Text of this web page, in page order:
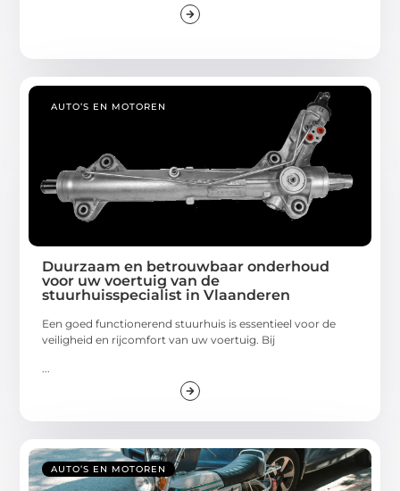
AUTO’S EN MOTOREN
Duurzaam en betrouwbaar onderhoud
voor uw voertuig van de
stuurhuisspecialist in Vlaanderen
Een goed functionerend stuurhuis is essentieel voor de
veiligheid en rijcomfort van uw voertuig. Bij
...
AUTO’S EN MOTOREN